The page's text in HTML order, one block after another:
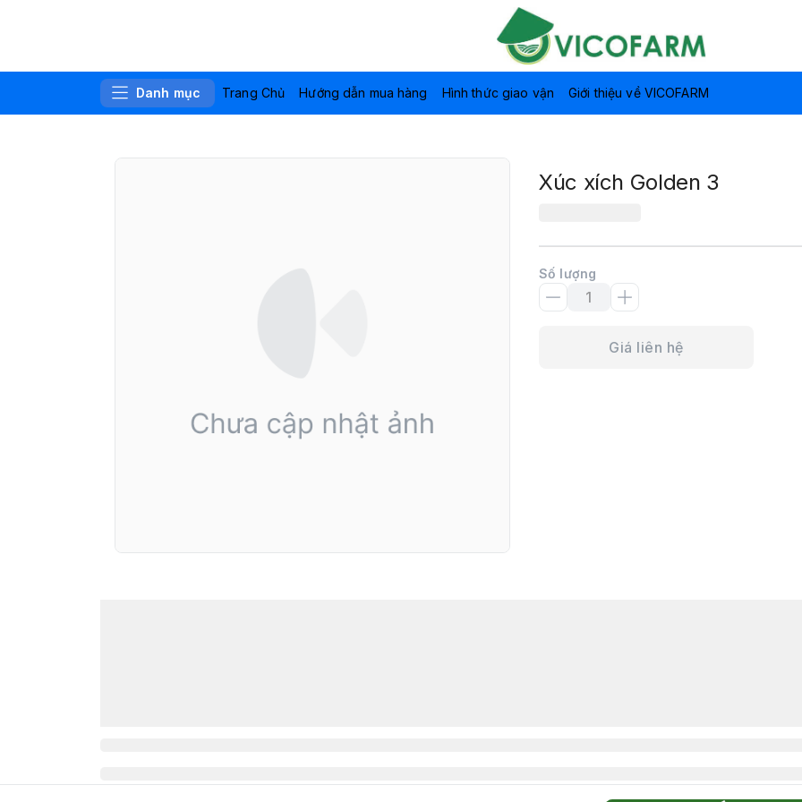
Danh mục Trang Chủ Hướng dẫn mua hàng Hình thức giao vận Giới thiệu về VICOFARM
Xúc xích Golden 3
Số lượng
Giá liên hệ